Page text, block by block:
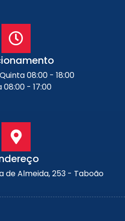
08:00 - 18:00
08:00 - 17:00
de Almeida, 253 - Taboão